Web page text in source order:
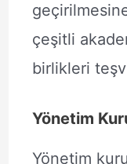
çeşitli
birlikleri
Yönetim
Yönetim